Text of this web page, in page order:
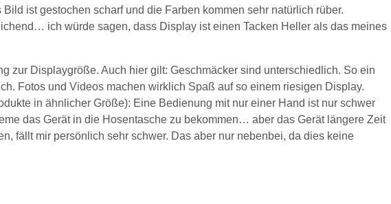
ist gestochen scharf und die Farben kommen sehr natürlich rüber.
ich würde sagen, dass Display ist einen Tacken Heller als das meines
zur Displaygröße. Auch hier gilt: Geschmäcker sind unterschiedlich. So ein
Fotos und Videos machen wirklich Spaß auf so einem riesigen Display.
in ähnlicher Größe): Eine Bedienung mit nur einer Hand ist nur schwer
das Gerät in die Hosentasche zu bekommen… aber das Gerät längere Zeit
fällt mir persönlich sehr schwer. Das aber nur nebenbei, da dies keine